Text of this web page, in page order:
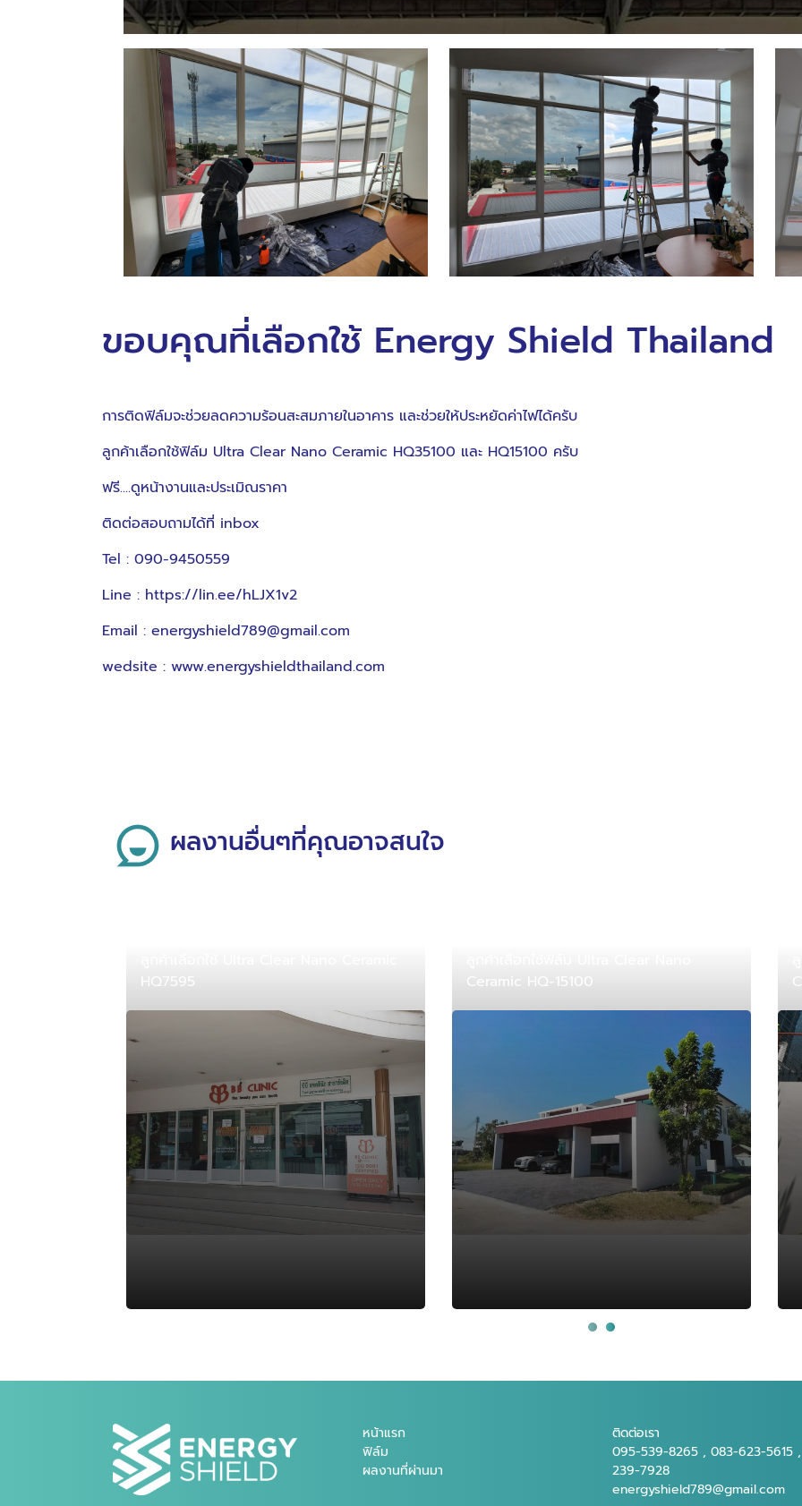
ขอบคุณที่เลือกใช้ Energy Shield Thailand
การติดฟิล์มจะช่วยลดความร้อนสะสมภายในอาคาร และช่วยให้ประหยัดค่าไฟได้ครับ
ลูกค้าเลือกใช้ฟิล์ม Ultra Clear Nano Ceramic HQ35100 และ HQ15100 ครับ
ฟรี....ดูหน้างานและประเมิณราคา
ติดต่อสอบถามได้ที่ inbox
Tel : 090-9450559
Line : https://lin.ee/hLJX1v2
Email : energyshield789@gmail.com
wedsite : www.energyshieldthailand.com
ผลงานอื่นๆที่คุณอาจสนใจ
HQ7595
Ceramic HQ-15100
หน้าแรก
ฟิล์ม
ผลงานที่ผ่านมา
ติดต่อเรา
095-539-8265 , 083-623-5615
239-7928
energyshield789@gmail.com